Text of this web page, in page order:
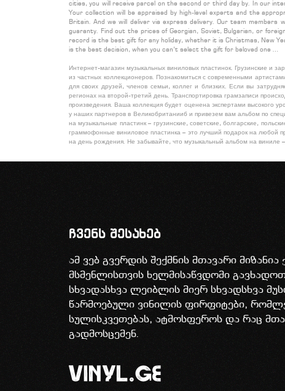
cities, you will receive parcel on the second or third day by. In our
Your collection will be appraised by high-level experts and the
Britain. And we will deliver via express delivery. Our team
guaranty. Find out the prices of Georgian, Soviet, Bulgarian, or
record is the best gift for any holiday, whether it is Christmas, New
is the best decision, when you can’t select the gift for beloved one …
Интернет-магазин музыкальных виниловых пластинок. Грузинские и
из частных коллекционеров. Познакомиться с современными
для своих друзей, членов семьи, коллег и близких. Если вы
регионах на второй-третий день. Транспортировка грамзаписи
произведения. Ваша коллекция будет оценена экспертами высокого
у наших партнеров в Великобританииб и привезем вам альбом по
на музыкальные пластинк – грузинские, советские, болгарские,
граммофонные виниловое пластинка – это лучший подарок на любой
на день рождения. Не забывайте, что музыкальный альбом на виниле
ჩვენს შესახებ
ამ ვებ გვერდის შექმნის მთავარი
მსმენლისთვის ხელმისაწვდომი
სხვადასხვა ლეიბლის მიერ სხვადსხვა
წარმოებული ვინილის ფირფიტები,
სულისკვეთებას, ატმოსფეროს და რაც
გადმოსცემენ.